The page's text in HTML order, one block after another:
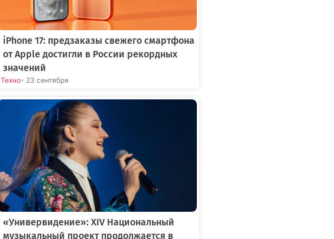
iPhone 17: предзаказы свежего смартфона
от Apple достигли в России рекордных
значений
Техно- 23 сентября
«Универвидение»: XIV Национальный
музыкальный проект продолжается в